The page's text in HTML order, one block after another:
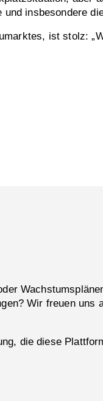
insbesondere
ist stolz:
Wir freuen uns
die diese